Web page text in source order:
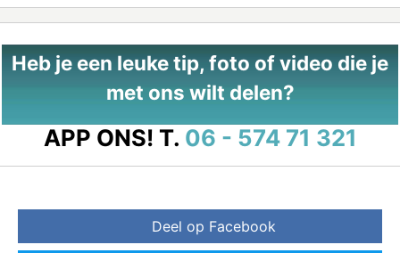
Heb je een leuke tip, foto of video die je
met ons wilt delen?
APP ONS! T. 06 - 574 71 321
Deel op Facebook